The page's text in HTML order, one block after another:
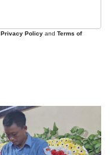
Privacy Policy and Terms of